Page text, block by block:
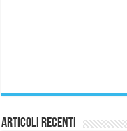
Articoli Recenti